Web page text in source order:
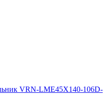
VRN-LME45X140-106D-